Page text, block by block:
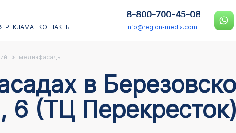
РЕКЛАМА КОНТАКТЫ
8-800-700-45-08
info@region-media.com
медиафасады
6 (ТЦ Перекресток)